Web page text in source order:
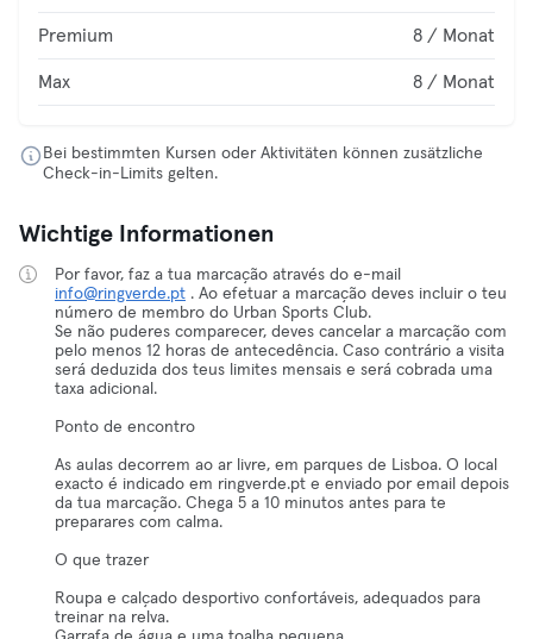
Premium 8 / Monat
Max 8 / Monat
Bei bestimmten Kursen oder Aktivitäten können zusätzliche
Check-in-Limits gelten.
Wichtige Informationen
Por favor, faz a tua marcação através do e-mail
info@ringverde.pt . Ao efetuar a marcação deves incluir o teu
número de membro do Urban Sports Club.
Se não puderes comparecer, deves cancelar a marcação com
pelo menos 12 horas de antecedência. Caso contrário a visita
será deduzida dos teus limites mensais e será cobrada uma
taxa adicional.
Ponto de encontro
As aulas decorrem ao ar livre, em parques de Lisboa. O local
exacto é indicado em ringverde.pt e enviado por email depois
da tua marcação. Chega 5 a 10 minutos antes para te
preparares com calma.
O que trazer
Roupa e calçado desportivo confortáveis, adequados para
treinar na relva.